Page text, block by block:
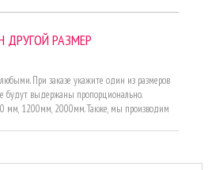
ДРУГОЙ РАЗМЕР
При заказе укажите один из размеров
будут выдержаны пропорционально.
мм, 1200мм, 2000мм. Также, мы производим